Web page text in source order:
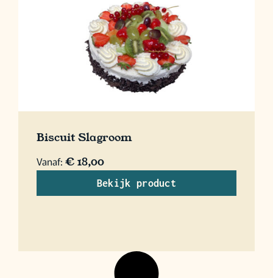
Biscuit Slagroom
Vanaf: €18,00
Bekijk product